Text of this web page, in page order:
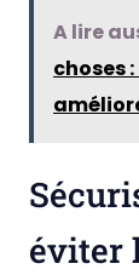
A lire
choses
éviter